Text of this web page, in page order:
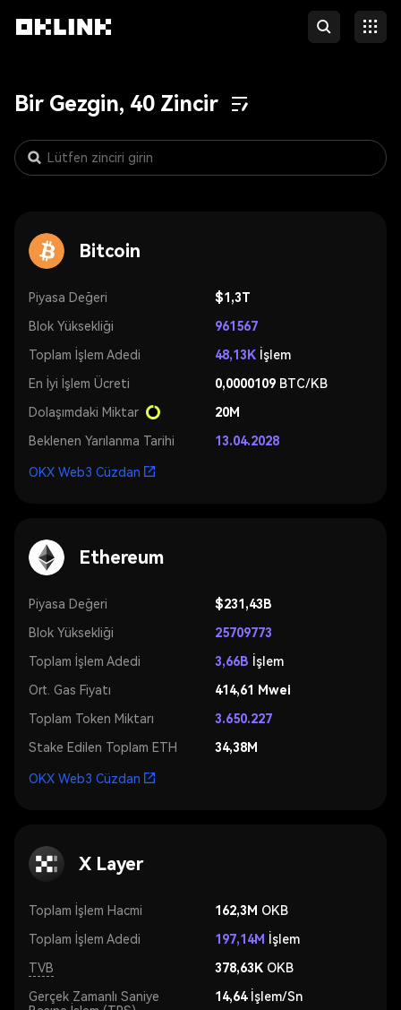
Bir Gezgin, 40 Zincir
Bitcoin
Piyasa Değeri
$1,3T
Blok Yüksekliği
961567
Toplam İşlem Adedi
48,13K İşlem
En İyi İşlem Ücreti
0,0000109 BTC/KB
Dolaşımdaki Miktar
20M
Beklenen Yarılanma Tarihi
13.04.2028
OKX Web3 Cüzdan
Ethereum
Piyasa Değeri
$231,43B
Blok Yüksekliği
25709773
Toplam İşlem Adedi
3,66B
İşlem
Ort. Gas Fiyatı
414,61 Mwei
Toplam Token Miktarı
3.650.227
Stake Edilen Toplam ETH
34,38M
OKX Web3 Cüzdan
X Layer
Toplam İşlem Hacmi 162,3M OKB
Toplam İşlem Adedi
197,14M
İşlem
TVB
378,63K OKB
Gerçek Zamanlı Saniye
14,64 İşlem/Sn